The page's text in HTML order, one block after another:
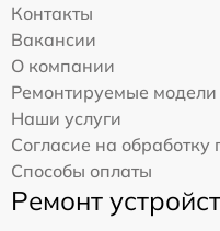
Контакты
Вакансии
О компании
Ремонтируемые модели
Наши услуги
Согласие на
Способы оплаты
Ремонт